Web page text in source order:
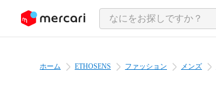
ツにスキップ
ホーム ETHOSENS ファッション メンズ